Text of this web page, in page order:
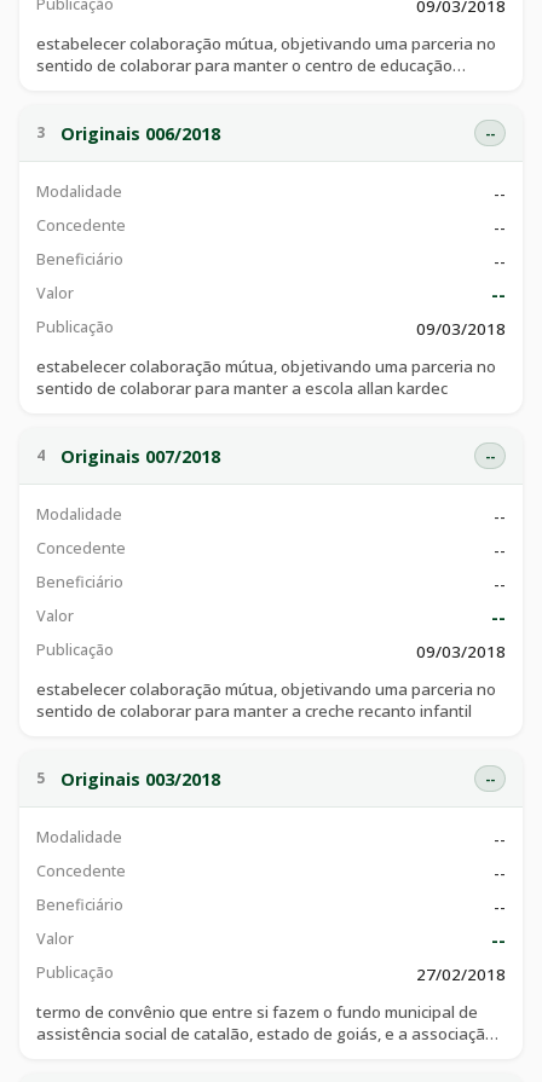
Publicação
09/03/2018
estabelecer colaboração mútua, objetivando uma parceria no
sentido de colaborar para manter o centro de educação
3 Originais 006/2018 --
Modalidade --
Concedente --
Beneficiário --
Valor --
Publicação
09/03/2018
estabelecer colaboração mútua, objetivando uma parceria no
sentido de colaborar para manter a escola allan kardec
4 Originais 007/2018 --
Modalidade --
Concedente --
Beneficiário --
Valor --
Publicação
09/03/2018
estabelecer colaboração mútua, objetivando uma parceria no
sentido de colaborar para manter a creche recanto infantil
5 Originais 003/2018 --
Modalidade --
Concedente --
Beneficiário --
Valor --
Publicação
27/02/2018
termo de convênio que entre si fazem o fundo municipal de
assistência social de catalão, estado de goiás, e a associação